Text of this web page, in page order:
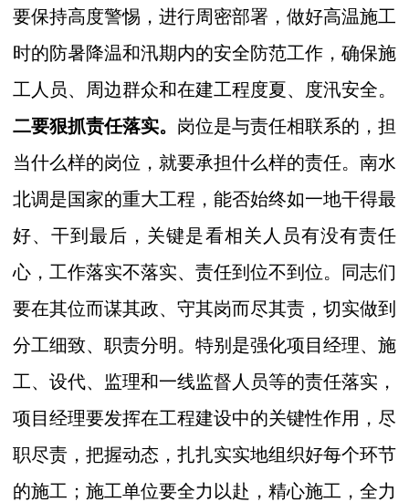
要保持高度警惕，进行周密部署，做好高温施工
时的防暑降温和汛期内的安全防范工作，确保施
工人员、周边群众和在建工程度夏、度汛安全。
二要狠抓责任落实。 岗位是与责任相联系的，担
当什么样的岗位，就要承担什么样的责任。南水
北调是国家的重大工程，能否始终如一地干得最
好、干到最后，关键是看相关人员有没有责任
心，工作落实不落实、责任到位不到位。同志们
要在其位而谋其政、守其岗而尽其责，切实做到
分工细致、职责分明。特别是强化项目经理、施
工、设代、监理和一线监督人员等的责任落实，
项目经理要发挥在工程建设中的关键性作用，尽
职尽责，把握动态，扎扎实实地组织好每个环节
的施工；施工单位要全力以赴，精心施工，全力